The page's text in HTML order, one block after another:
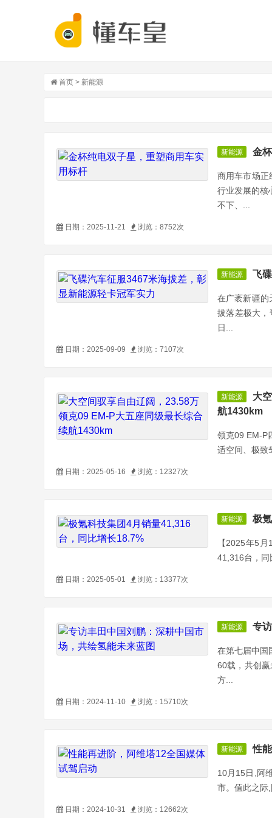
首页 > 新能源
新能源 金
商用车市场正
行业发展的核
不下、...
日期：2025-11-21 浏览：8752次
新能源 飞
在广袤新疆
拔落差极大，
日...
日期：2025-09-09 浏览：7107次
新能源
大
航1430km
领克09 EM-P
适空间、极致
日期：2025-05-16 浏览：12327次
新能源 极
【2025年5
41,316台，同
日期：2025-05-01 浏览：13377次
新能源 专
在第七届中国
60载，共创
方...
日期：2024-11-10 浏览：15710次
新能源 性
10月15日,阿
市。值此之际
日期：2024-10-31 浏览：12662次